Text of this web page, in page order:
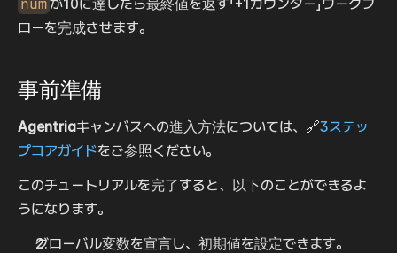
numが10に達したら最終値を返す「+1カウンター」ワークフ
ローを完成させます。
事前準備
Agentriaキャンバスへの進入方法については、🔗3ステッ
プコアガイドをご参照ください。
このチュートリアルを完了すると、以下のことができるよ
うになります。
グローバル変数を宣言し、初期値を設定できます。